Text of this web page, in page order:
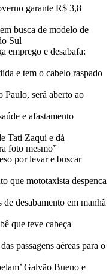
garante R$ 3,8
busca de modelo de
Sul
emprego e desabafa:
e tem o cabelo raspado
Paulo, será aberto ao
e afastamento
Tati Zaqui e dá
foto mesmo”
por levar e buscar
que mototaxista despenca
desabamento em manhã
que teve cabeça
passagens aéreas para o
Galvão Bueno e